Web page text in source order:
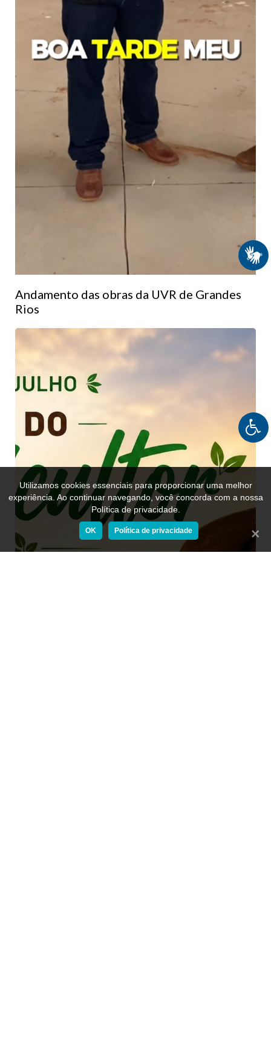
Utilizamos cookies essenciais para proporcionar uma melhor
experiência. Ao continuar navegando, você concorda com a nossa
Política de privacidade.
OK Política de privacidade Fechar
Andamento das obras da UVR de Grandes
Rios